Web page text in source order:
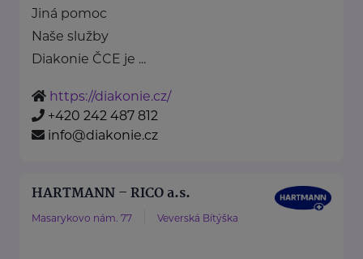
Jiná pomoc
Naše služby
Diakonie ČCE je ...
https://diakonie.cz/
+420 242 487 812
info@diakonie.cz
HARTMANN – RICO a.s.
Masarykovo nám. 77 Veverská Bítýška